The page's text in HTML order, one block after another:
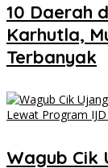
10 Daerah
Karhutla,
Terbanyak
Wagub Cik